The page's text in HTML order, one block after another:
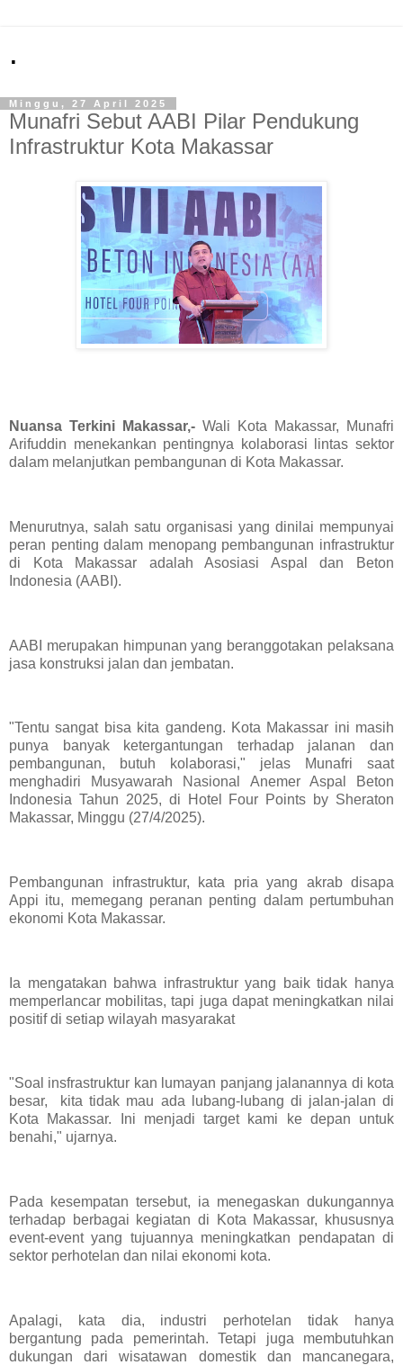
.
Minggu, 27 April 2025
Munafri Sebut AABI Pilar Pendukung
Infrastruktur Kota Makassar
Nuansa Terkini Makassar,- Wali Kota Makassar, Munafri
Arifuddin menekankan pentingnya kolaborasi lintas sektor
dalam melanjutkan pembangunan di Kota Makassar.
Menurutnya, salah satu organisasi yang dinilai mempunyai
peran penting dalam menopang pembangunan infrastruktur
di Kota Makassar adalah Asosiasi Aspal dan Beton
Indonesia (AABI).
AABI merupakan himpunan yang beranggotakan pelaksana
jasa konstruksi jalan dan jembatan.
"Tentu sangat bisa kita gandeng. Kota Makassar ini masih
punya banyak ketergantungan terhadap jalanan dan
pembangunan, butuh kolaborasi," jelas Munafri saat
menghadiri Musyawarah Nasional Anemer Aspal Beton
Indonesia Tahun 2025, di Hotel Four Points by Sheraton
Makassar, Minggu (27/4/2025).
Pembangunan infrastruktur, kata pria yang akrab disapa
Appi itu, memegang peranan penting dalam pertumbuhan
ekonomi Kota Makassar.
Ia mengatakan bahwa infrastruktur yang baik tidak hanya
memperlancar mobilitas, tapi juga dapat meningkatkan nilai
positif di setiap wilayah masyarakat
"Soal insfrastruktur kan lumayan panjang jalanannya di kota
besar, kita tidak mau ada lubang-lubang di jalan-jalan di
Kota Makassar. Ini menjadi target kami ke depan untuk
benahi," ujarnya.
Pada kesempatan tersebut, ia menegaskan dukungannya
terhadap berbagai kegiatan di Kota Makassar, khususnya
event-event yang tujuannya meningkatkan pendapatan di
sektor perhotelan dan nilai ekonomi kota.
Apalagi, kata dia, industri perhotelan tidak hanya
bergantung pada pemerintah. Tetapi juga membutuhkan
dukungan dari wisatawan domestik dan mancanegara,